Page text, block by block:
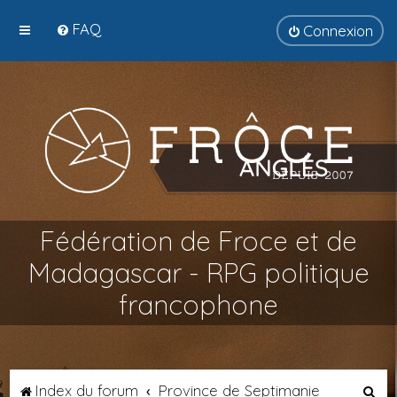
FAQ Connexion
Fédération de Froce et de
Madagascar - RPG politique
francophone
Index du forum Province de Septimanie